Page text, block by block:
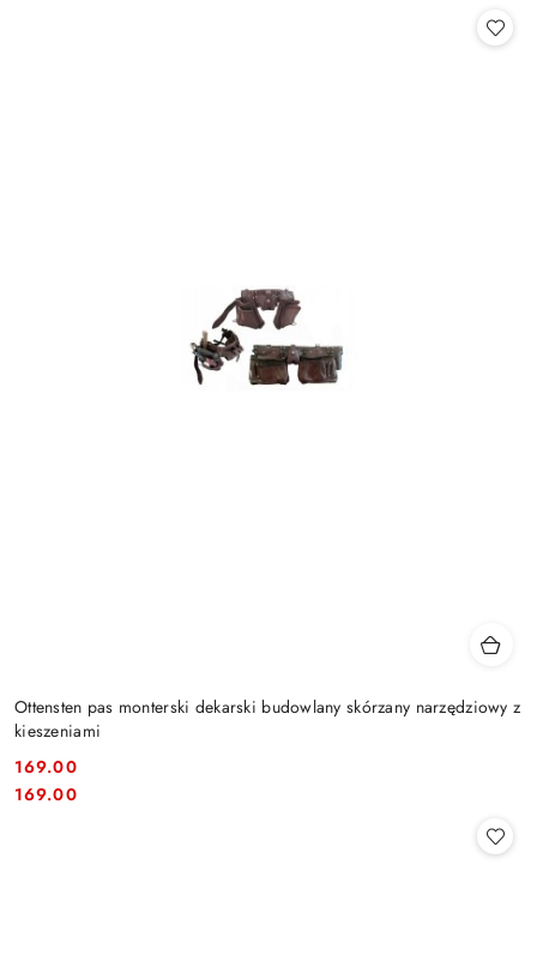
Ottensten pas monterski dekarski budowlany skórzany narzędziowy z
kieszeniami
Cena:
169.00
Cena:
169.00